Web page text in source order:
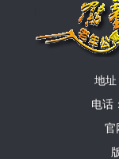
地址
电话
官